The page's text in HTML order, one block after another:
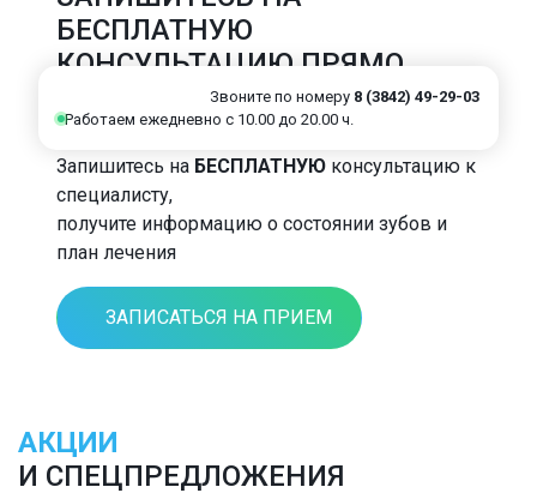
БЕСПЛАТНУЮ
КОНСУЛЬТАЦИЮ ПРЯМО
Запишитесь на БЕСПЛАТНУЮ консультацию к
специалисту,
получите информацию о состоянии зубов и
план лечения
ЗАПИСАТЬСЯ НА ПРИЕМ
Звоните по номеру 8 (3842) 49-29-03
Работаем ежедневно с 10.00 до 20.00 ч.
АКЦИИ
И СПЕЦПРЕДЛОЖЕНИЯ